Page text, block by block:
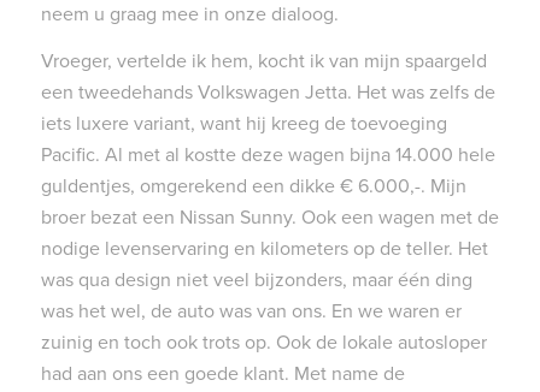
neem u graag mee in onze dialoog.
Vroeger, vertelde ik hem, kocht ik van mijn spaargeld
een tweedehands Volkswagen Jetta. Het was zelfs de
iets luxere variant, want hij kreeg de toevoeging
Pacific. Al met al kostte deze wagen bijna 14.000 hele
guldentjes, omgerekend een dikke € 6.000,-. Mijn
broer bezat een Nissan Sunny. Ook een wagen met de
nodige levenservaring en kilometers op de teller. Het
was qua design niet veel bijzonders, maar één ding
was het wel, de auto was van ons. En we waren er
zuinig en toch ook trots op. Ook de lokale autosloper
had aan ons een goede klant. Met name de